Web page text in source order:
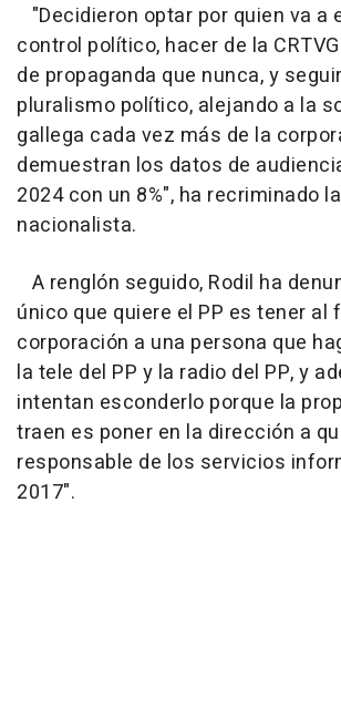
"Decidieron optar por quien va a
control político, hacer de la
de propaganda que nunca, y
pluralismo político, alejando a la
gallega cada vez más de la
demuestran los datos de
2024 con un 8%", ha recriminado
nacionalista.
A renglón seguido, Rodil ha
único que quiere el PP es tener al
corporación a una persona que
la tele del PP y la radio del PP, y
intentan esconderlo porque la
traen es poner en la dirección a
responsable de los servicios
2017".